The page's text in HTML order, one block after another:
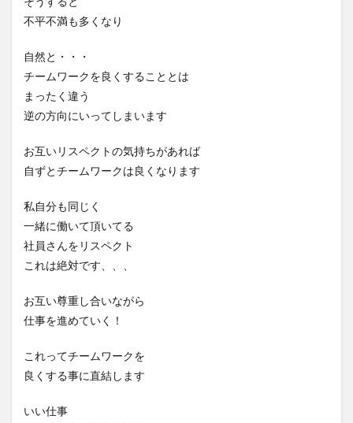
不平不満も多くなり
自然と・・・
チームワークを良くすることとは
まったく違う
逆の方向にいってしまいます
お互いリスペクトの気持ちがあれば
自ずとチームワークは良くなります
私自分も同じく
一緒に働いて頂いてる
社員さんをリスペクト
これは絶対です、、、
お互い尊重し合いながら
仕事を進めていく！
これってチームワークを
良くする事に直結します
いい仕事